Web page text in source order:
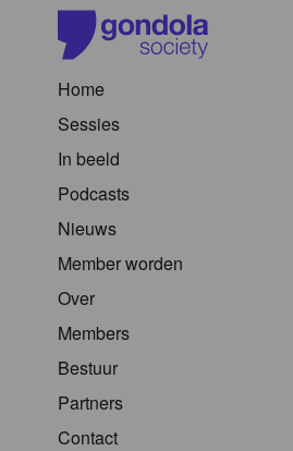
Home
Sessies
In beeld
Podcasts
Nieuws
Member worden
Over
Members
Bestuur
Partners
Contact